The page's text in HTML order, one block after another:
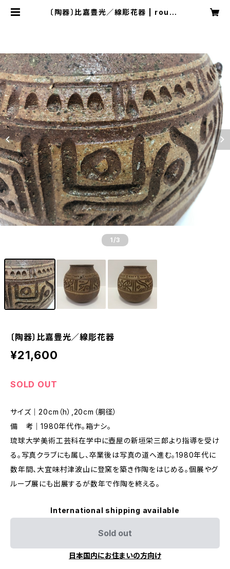
〔陶器〕比嘉豊光／線彫花器 | rough
1 /3
〔陶器〕比嘉豊光／線彫花器
¥21,600
SOLD OUT
サイズ｜20cm（h）,20cm（胴径）
備 考｜1980年代作。箱ナシ。
琉球大学美術工芸科在学中に壺屋の新垣栄三郎より指導を受け
る。写真クラブにも属し、卒業後は写真の道へ進む。1980年代に
数年間、大宜味村津波山に登窯を築き作陶をはじめる。個展やグ
ループ展にも出展するが数年で作陶を終える。
International shipping available
Sold out
日本国内にお住まいの方向け